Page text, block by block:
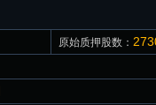
原始质押股数：